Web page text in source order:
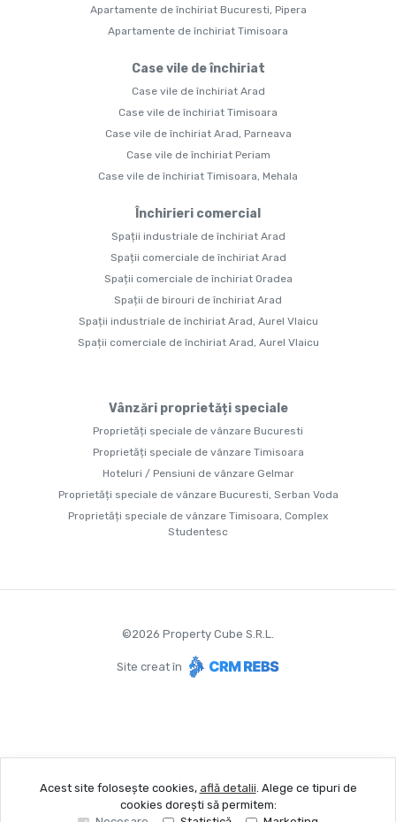
Apartamente de închiriat Bucuresti, Pipera
Apartamente de închiriat Timisoara
Case vile de închiriat
Case vile de închiriat Arad
Case vile de închiriat Timisoara
Case vile de închiriat Arad, Parneava
Case vile de închiriat Periam
Case vile de închiriat Timisoara, Mehala
Închirieri comercial
Spații industriale de închiriat Arad
Spații comerciale de închiriat Arad
Spații comerciale de închiriat Oradea
Spații de birouri de închiriat Arad
Spații industriale de închiriat Arad, Aurel Vlaicu
Spații comerciale de închiriat Arad, Aurel Vlaicu
Vânzări proprietăți speciale
Proprietăți speciale de vânzare Bucuresti
Proprietăți speciale de vânzare Timisoara
Hoteluri / Pensiuni de vânzare Gelmar
Proprietăți speciale de vânzare Bucuresti, Serban Voda
Proprietăți speciale de vânzare Timisoara, Complex
Studentesc
©2026 Property Cube S.R.L.
Site creat în
Acest site folosește cookies, află detalii. Alege ce tipuri de
cookies dorești să permitem: